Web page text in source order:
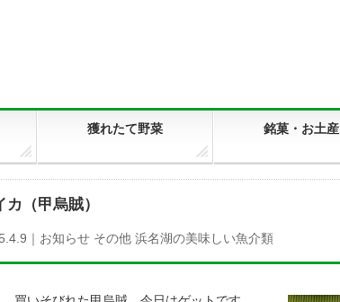
獲れたて野菜 銘菓・お土産
カ（甲烏賊）
｜ お知らせ その他 浜名湖の美味しい魚介類